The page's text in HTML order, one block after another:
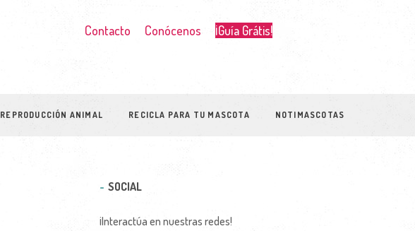
Contacto Conócenos ¡Guía Grátis!
REPRODUCCIÓN ANIMAL RECICLA PARA TU MASCOTA NOTIMASCOTAS
SOCIAL
¡Interactúa en nuestras redes!